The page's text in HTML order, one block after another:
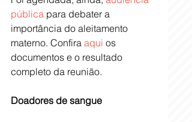
pública para debater a
importância do aleitamento
materno. Confira aqui os
documentos e o resultado
completo da reunião.
Doadores de sangue